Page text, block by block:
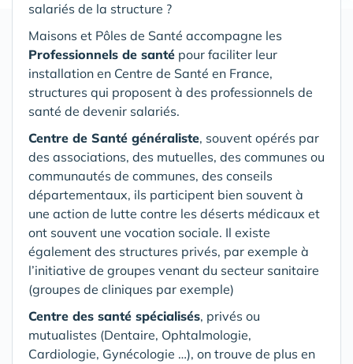
salariés de la structure ?
Maisons et Pôles de Santé accompagne les
Professionnels de santé pour faciliter leur
installation en Centre de Santé en France,
structures qui proposent à des professionnels de
santé de devenir salariés.
Centre de Santé généraliste, souvent opérés par
des associations, des mutuelles, des communes ou
communautés de communes, des conseils
départementaux, ils participent bien souvent à
une action de lutte contre les déserts médicaux et
ont souvent une vocation sociale. Il existe
également des structures privés, par exemple à
l’initiative de groupes venant du secteur sanitaire
(groupes de cliniques par exemple)
Centre des santé spécialisés, privés ou
mutualistes (Dentaire, Ophtalmologie,
Cardiologie, Gynécologie …), on trouve de plus en